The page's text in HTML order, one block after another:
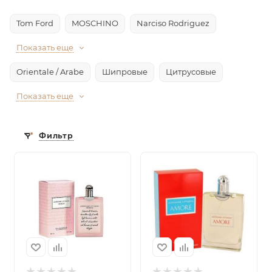
Tom Ford MOSCHINO Narciso Rodriguez
Показать еще
Orientale / Arabe Шипровые Цитрусовые
Показать еще
Фильтр